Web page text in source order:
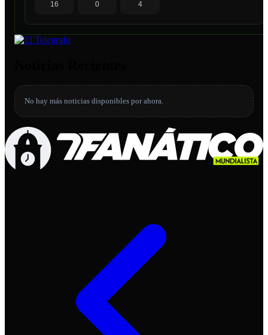
16 0 4
No hay más noticias disponibles por ahora.